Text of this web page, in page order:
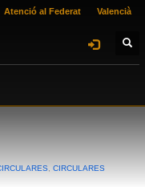
Atenció al Federat Valencià
CIRCULARES